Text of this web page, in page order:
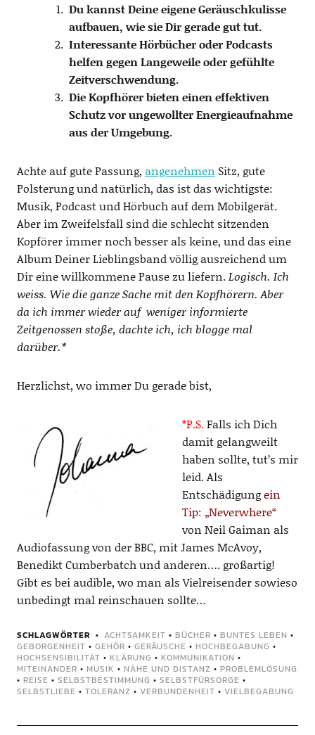
Du kannst Deine eigene Geräuschkulisse
aufbauen, wie sie Dir gerade gut tut.
Interessante Hörbücher oder Podcasts
helfen gegen Langeweile oder gefühlte
Zeitverschwendung.
Die Kopfhörer bieten einen effektiven
Schutz vor ungewollter Energieaufnahme
aus der Umgebung.
Achte auf gute Passung, angenehmen Sitz, gute
Polsterung und natürlich, das ist das wichtigste:
Musik, Podcast und Hörbuch auf dem Mobilgerät.
Aber im Zweifelsfall sind die schlecht sitzenden
Kopförer immer noch besser als keine, und das eine
Album Deiner Lieblingsband völlig ausreichend um
Dir eine willkommene Pause zu liefern.Logisch. Ich
weiss. Wie die ganze Sache mit den Kopfhörern. Aber
da ich immer wieder auf weniger informierte
Zeitgenossen stoße, dachte ich, ich blogge mal
darüber.*
Herzlichst, wo immer Du gerade bist,
*P.S.Falls ich Dich
damit gelangweilt
haben sollte, tut’s mir
leid. Als
Entschädigungein
Tip: „Neverwhere“
von Neil Gaiman als
Audiofassung von der BBC, mit James McAvoy,
Benedikt Cumberbatch und anderen…. großartig!
Gibt es bei audible, wo man als Vielreisender sowieso
unbedingt mal reinschauen sollte…
SCHLAGWÖRTER ACHTSAMKEIT • BÜCHER • BUNTES LEBEN •
GEBORGENHEIT • GEHÖR • GERÄUSCHE • HOCHBEGABUNG •
HOCHSENSIBILITÄT • KLÄRUNG • KOMMUNIKATION •
MITEINANDER • MUSIK • NÄHE UND DISTANZ • PROBLEMLÖSUNG
• REISE • SELBSTBESTIMMUNG • SELBSTFÜRSORGE •
SELBSTLIEBE • TOLERANZ • VERBUNDENHEIT • VIELBEGABUNG